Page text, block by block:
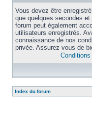
Vous devez être
que quelques secondes
forum peut également
utilisateurs enregistrés.
connaissance de nos
privée. Assurez-vous de
Conditions
Index du forum